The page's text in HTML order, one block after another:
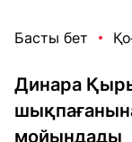
Басты бет
Динара
мойындады